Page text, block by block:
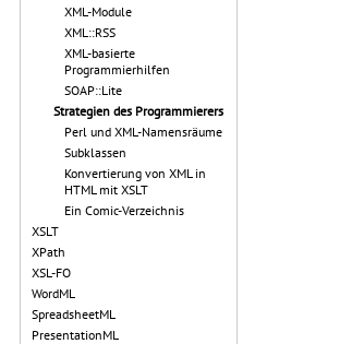
XML-Module
XML::RSS
XML-basierte
Programmierhilfen
SOAP::Lite
Strategien des Programmierers
Perl und XML-Namensräume
Subklassen
Konvertierung von XML in
HTML mit XSLT
Ein Comic-Verzeichnis
XSLT
XPath
XSL-FO
WordML
SpreadsheetML
PresentationML